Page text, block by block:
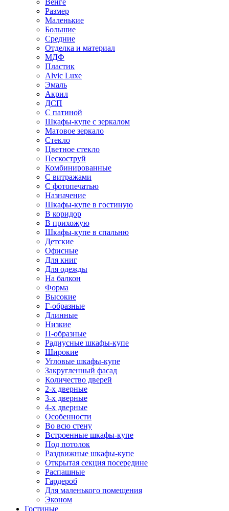
Венге
Размер
Маленькие
Большие
Средние
Отделка и материал
МДФ
Пластик
Alvic Luxe
Эмаль
Акрил
ДСП
С патиной
Шкафы-купе с зеркалом
Матовое зеркало
Стекло
Цветное стекло
Пескоструй
Комбинированные
С витражами
С фотопечатью
Назначение
Шкафы-купе в гостиную
В коридор
В прихожую
Шкафы-купе в спальню
Детские
Офисные
Для книг
Для одежды
На балкон
Форма
Высокие
Г-образные
Длинные
Низкие
П-образные
Радиусные шкафы-купе
Широкие
Угловые шкафы-купе
Закругленный фасад
Количество дверей
2-х дверные
3-х дверные
4-х дверные
Особенности
Во всю стену
Встроенные шкафы-купе
Под потолок
Раздвижные шкафы-купе
Открытая секция посередине
Распашные
Гардероб
Для маленького помещения
Эконом
Гостиные